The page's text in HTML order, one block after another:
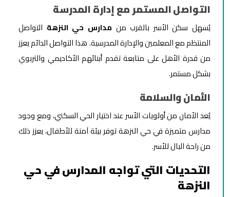
التواصل المستمر مع إدارة المدرسة
يُسهل سكن الأسر بالقرب من مدارس حي النزهة التواصل
المنتظم مع المعلمين والإدارة المدرسية. هذا التواصل الدائم يعزز
من قدرة الأهل على متابعة تقدم أبنائهم الأكاديمي والتربوي
بشكل مستمر.
الأمان والسلامة
يُعد الأمان من أولويات الأسر عند اختيار الحي السكني، ومع وجود
مدارس متميزة في حي النزهة توفر بيئة آمنة للأطفال، يعزز ذلك
من راحة البال للأسر.
التحديات التي تواجه المدارس في حي
النزهة